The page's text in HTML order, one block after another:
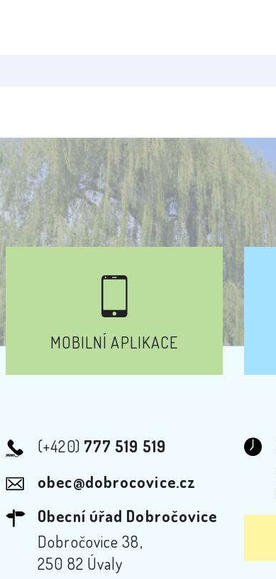
MOBILNÍ APLIKACE
(+420) 777 519 519
obec@dobrocovice.cz
Obecní úřad Dobročovice
Dobročovice 38,
250 82 Úvaly